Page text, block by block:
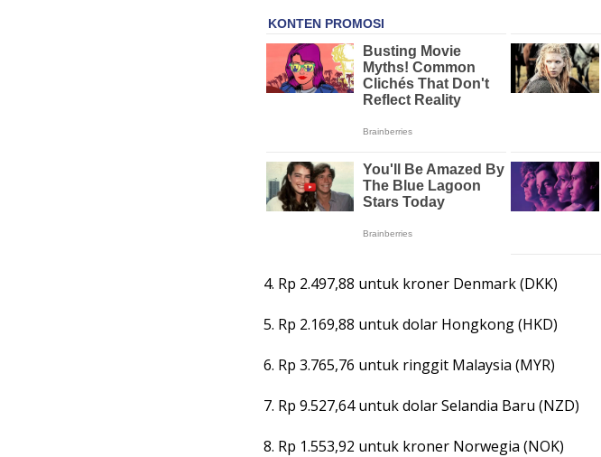
4. Rp 2.497,88 untuk kroner Denmark (DKK)
5. Rp 2.169,88 untuk dolar Hongkong (HKD)
6. Rp 3.765,76 untuk ringgit Malaysia (MYR)
7. Rp 9.527,64 untuk dolar Selandia Baru (NZD)
8. Rp 1.553,92 untuk kroner Norwegia (NOK)